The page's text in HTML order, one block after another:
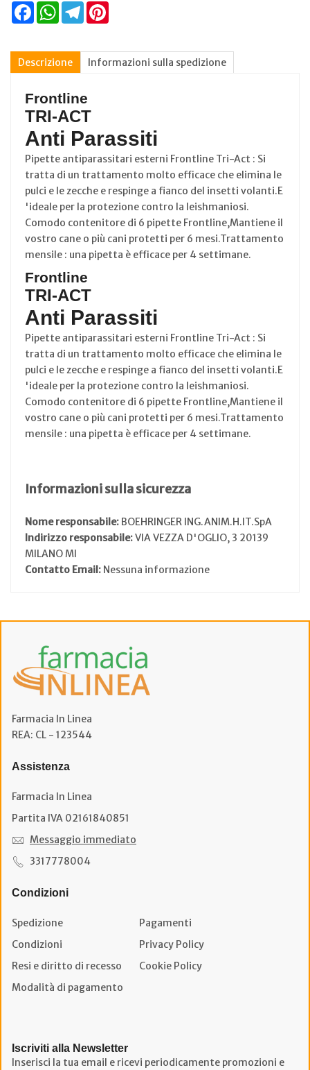
FacebookWhatsAppTelegram
Descrizione Informazioni sulla spedizione
Frontline
TRI-ACT
Anti Parassiti
Pipette antiparassitari esterni Frontline Tri-Act : Si
tratta di un trattamento molto efficace che elimina le
pulci e le zecche e respinge a fianco del insetti volanti.E
'ideale per la protezione contro la leishmaniosi.
Comodo contenitore di 6 pipette Frontline,Mantiene il
vostro cane o più cani protetti per 6 mesi.Trattamento
mensile : una pipetta è efficace per 4 settimane.
Frontline
TRI-ACT
Anti Parassiti
Pipette antiparassitari esterni Frontline Tri-Act : Si
tratta di un trattamento molto efficace che elimina le
pulci e le zecche e respinge a fianco del insetti volanti.E
'ideale per la protezione contro la leishmaniosi.
Comodo contenitore di 6 pipette Frontline,Mantiene il
vostro cane o più cani protetti per 6 mesi.Trattamento
mensile : una pipetta è efficace per 4 settimane.
Informazioni sulla sicurezza
Nome responsabile: BOEHRINGER ING.ANIM.H.IT.SpA
Indirizzo responsabile:VIA VEZZA D'OGLIO, 3 20139
MILANO MI
Contatto Email: Nessuna informazione
Farmacia In Linea
REA: CL - 123544
Assistenza
Farmacia In Linea
Partita IVA 02161840851
Messaggio immediato
3317778004
Condizioni
Spedizione
Pagamenti
Condizioni
Privacy Policy
Resi e diritto di recesso
Cookie Policy
Modalità di pagamento
Iscriviti alla Newsletter
Inserisci la tua email e ricevi periodicamente promozioni e